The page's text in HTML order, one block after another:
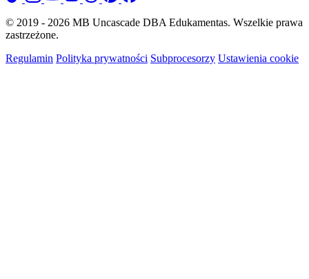
© 2019 - 2026 MB Uncascade DBA Edukamentas. Wszelkie prawa
zastrzeżone.
Regulamin Polityka prywatności Subprocesorzy Ustawienia cookie